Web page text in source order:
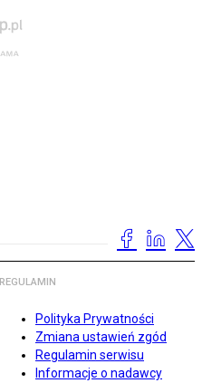
REGULAMIN
Polityka Prywatności
Zmiana ustawień zgód
Regulamin serwisu
Informacje o nadawcy